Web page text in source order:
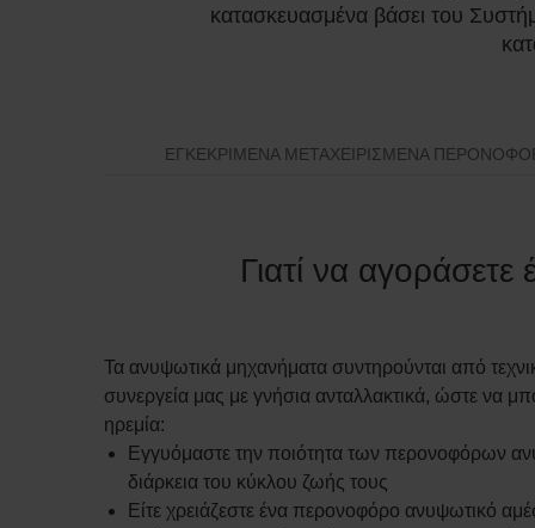
κατασκευασμένα βάσει του
ΕΓΚΕΚΡΙΜΈΝΑ ΜΕΤΑΧΕΙΡΙΣΜΈΝΑ
Γιατί να
Τα ανυψωτικά μηχανήματα συντηρούνται από
συνεργεία μας με γνήσια ανταλλακτικά, ώστε να
ηρεμία:
Εγγυόμαστε την ποιότητα των περονοφόρων
διάρκεια του κύκλου ζωής τους
Είτε χρειάζεστε ένα περονοφόρο ανυψωτικό